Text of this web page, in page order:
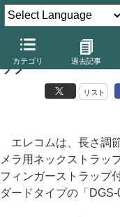
カテゴリ 過去記事
エレコム、フィンガ
ップ
リスト
エレコムは、長さ調
メラ用ネックストラッ
フィンガーストラップ
ダードタイプの「DGS-